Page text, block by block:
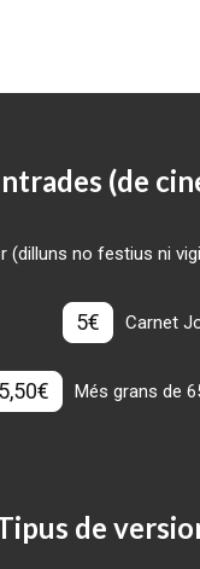
(de
(dilluns no festius ni
5€ Carnet
5,50€ Més grans de
de